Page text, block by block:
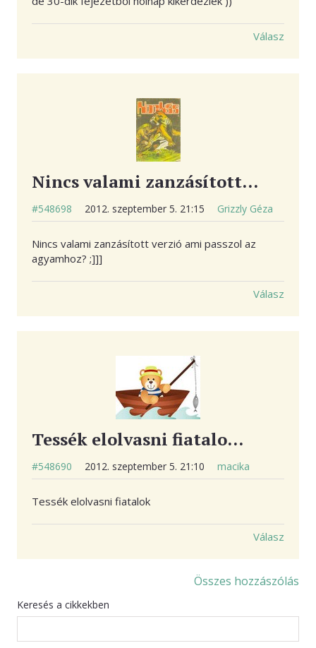
Válasz
Nincs valami zanzásított…
#548698 2012. szeptember 5. 21:15 Grizzly Géza
Nincs valami zanzásított verzió ami passzol az
agyamhoz? ;]]]
Válasz
Tessék elolvasni fiatalo…
#548690 2012. szeptember 5. 21:10 macika
Tessék elolvasni fiatalok
Válasz
Összes hozzászólás
Keresés a cikkekben